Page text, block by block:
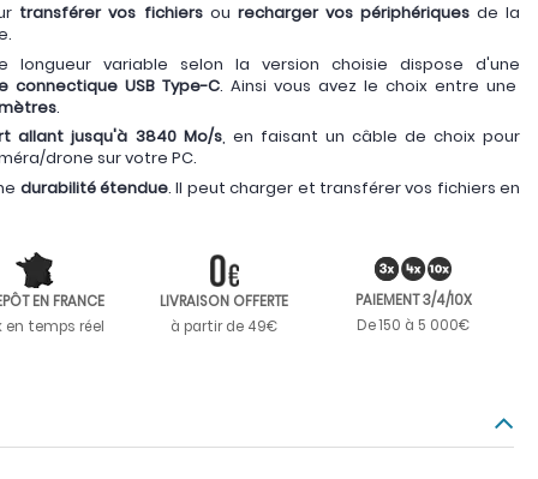
transférer vos fichiersou recharger vos périphériquesde la
longueur variable selon la version choisie dispose d'une
connectique USB Type-C. Ainsi vous avez le choix entre une
.
allant jusqu'à 3840 Mo/s, en faisant un câble de choix pour
drone sur votre PC.
durabilité étendue. Il peut charger et transférer vos fichiers en
EN FRANCE
en temps réel
LIVRAISON OFFERTE
à partir de 49€
PAIEMENT 3/4/10X
De 150 à 5 000€